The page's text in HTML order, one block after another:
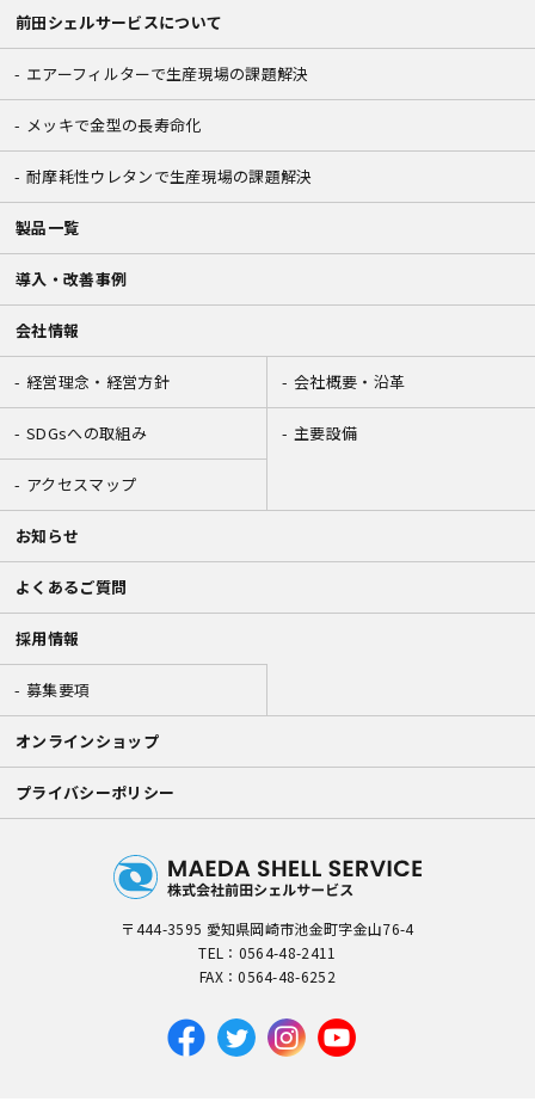
前田シェルサービスについて
エアーフィルターで生産現場の課題解決
メッキで金型の長寿命化
耐摩耗性ウレタンで生産現場の課題解決
製品一覧
導入・改善事例
会社情報
経営理念・経営方針 会社概要・沿革
SDGsへの取組み 主要設備
アクセスマップ
お知らせ
よくあるご質問
採用情報
募集要項
オンラインショップ
プライバシーポリシー
〒444-3595 愛知県岡崎市池金町字金山76-4
TEL： 0564-48-2411
FAX：0564-48-6252